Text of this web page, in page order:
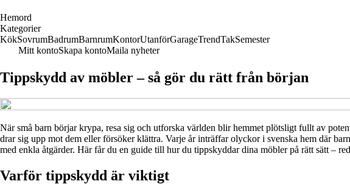
Hemord
Kategorier
KökSovrumBadrumBarnrumKontorUtanförGarageTrendTakSemester
Mitt kontoSkapa kontoMaila nyheter
Tippskydd av möbler – så gör du rätt från början
När små barn börjar krypa, resa sig och utforska världen blir hemmet plötsligt fullt av
drar sig upp mot dem eller försöker klättra. Varje år inträffar olyckor i svenska hem där
med enkla åtgärder. Här får du en guide till hur du tippskyddar dina möbler på rätt sätt –
Varför tippskydd är viktigt